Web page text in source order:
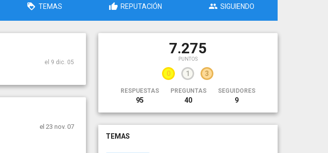
TEMAS REPUTACIÓN SIGUIENDO
el 9 dic. 05
el 23 nov. 07
7.275
PUNTOS
0 1 3
RESPUESTAS
95
PREGUNTAS
40
SEGUIDORES
9
TEMAS